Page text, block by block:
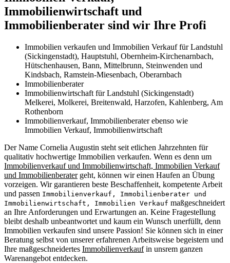
Immobilienwirtschaft und
Immobilienberater sind wir Ihre Profi
Immobilien verkaufen und Immobilien Verkauf für Landstuhl
(Sickingenstadt), Hauptstuhl, Obernheim-Kirchenarnbach,
Hütschenhausen, Bann, Mittelbrunn, Steinwenden und
Kindsbach, Ramstein-Miesenbach, Oberarnbach
Immobilienberater
Immobilienwirtschaft für Landstuhl (Sickingenstadt)
Melkerei, Molkerei, Breitenwald, Harzofen, Kahlenberg, Am
Rothenborn
Immobilienverkauf, Immobilienberater ebenso wie
Immobilien Verkauf, Immobilienwirtschaft
Der Name Cornelia Augustin steht seit etlichen Jahrzehnten für
qualitativ hochwertige Immobilien verkaufen. Wenn es denn um
Immobilienverkauf und Immobilienwirtschaft, Immobilien Verkauf
und Immobilienberatergeht, können wir einen Haufen an Übung
vorzeigen. Wir garantieren beste Beschaffenheit, kompetente Arbeit
und passen Immobilienverkauf, Immobilienberater und
Immobilienwirtschaft, Immobilien Verkauf maßgeschneidert
an Ihre Anforderungen und Erwartungen an. Keine Fragestellung
bleibt deshalb unbeantwortet und kaum ein Wunsch unerfüllt, denn
Immobilien verkaufen sind unsere Passion! Sie können sich in einer
Beratung selbst von unserer erfahrenen Arbeitsweise begeistern und
Ihre maßgeschneidertes Immobilienverkaufin unsrem ganzen
Warenangebot entdecken.